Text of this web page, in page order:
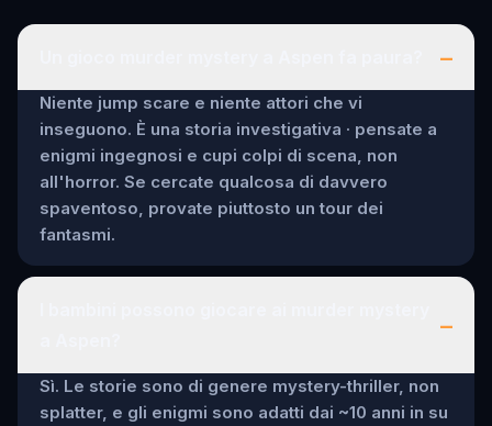
–
Niente jump scare e niente attori che vi
inseguono. È una storia investigativa · pensate a
enigmi ingegnosi e cupi colpi di scena, non
all'horror. Se cercate qualcosa di davvero
spaventoso, provate piuttosto un tour dei
fantasmi.
–
Sì. Le storie sono di genere mystery-thriller, non
splatter, e gli enigmi sono adatti dai ~10 anni in su